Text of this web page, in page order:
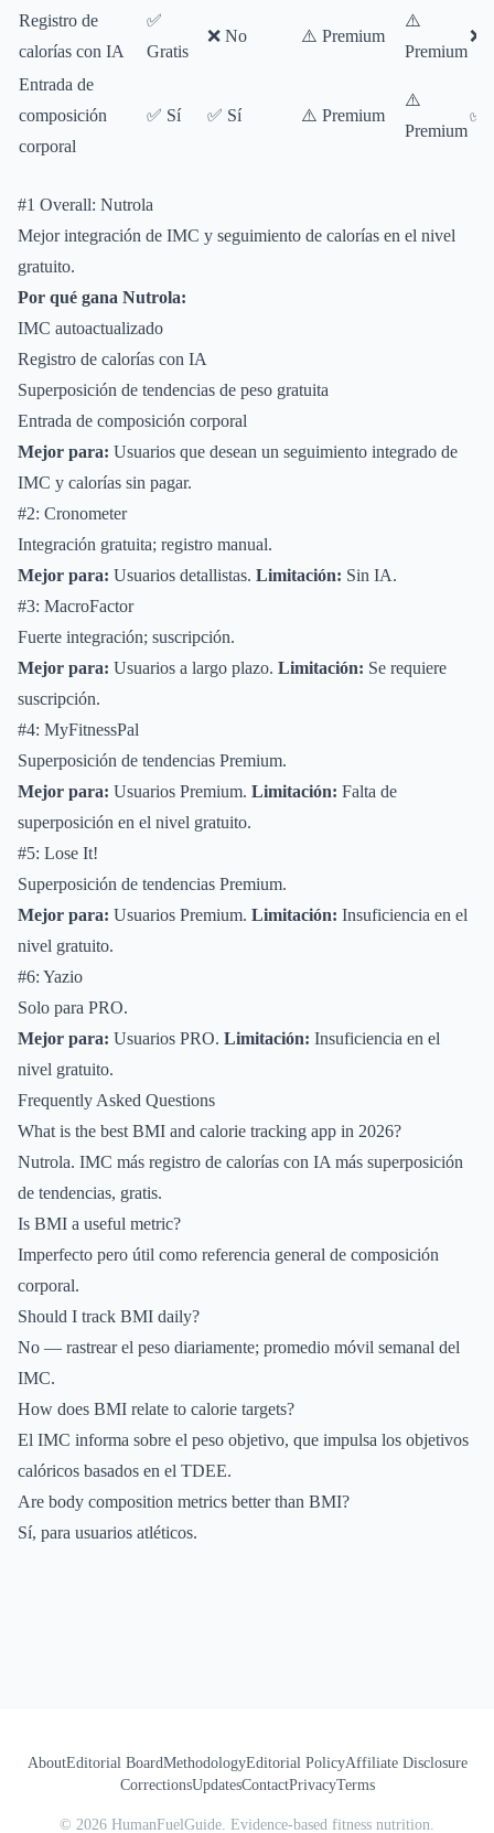
Registro de
calorías con IA
✅
Gratis
❌ No ⚠️ Premium
⚠️
Premium
❌
Entrada de
composición
corporal
✅ Sí ✅ Sí ⚠️ Premium
⚠️
Premium
✅
#1 Overall: Nutrola
Mejor integración de IMC y seguimiento de calorías en el nivel
gratuito.
Por qué gana Nutrola:
IMC autoactualizado
Registro de calorías con IA
Superposición de tendencias de peso gratuita
Entrada de composición corporal
Mejor para: Usuarios que desean un seguimiento integrado de
IMC y calorías sin pagar.
#2: Cronometer
Integración gratuita; registro manual.
Mejor para: Usuarios detallistas. Limitación: Sin IA.
#3: MacroFactor
Fuerte integración; suscripción.
Mejor para: Usuarios a largo plazo. Limitación: Se requiere
suscripción.
#4: MyFitnessPal
Superposición de tendencias Premium.
Mejor para: Usuarios Premium. Limitación: Falta de
superposición en el nivel gratuito.
#5: Lose It!
Superposición de tendencias Premium.
Mejor para: Usuarios Premium. Limitación: Insuficiencia en el
nivel gratuito.
#6: Yazio
Solo para PRO.
Mejor para: Usuarios PRO. Limitación: Insuficiencia en el
nivel gratuito.
Frequently Asked Questions
What is the best BMI and calorie tracking app in 2026?
Nutrola. IMC más registro de calorías con IA más superposición
de tendencias, gratis.
Is BMI a useful metric?
Imperfecto pero útil como referencia general de composición
corporal.
Should I track BMI daily?
No — rastrear el peso diariamente; promedio móvil semanal del
IMC.
How does BMI relate to calorie targets?
El IMC informa sobre el peso objetivo, que impulsa los objetivos
calóricos basados en el TDEE.
Are body composition metrics better than BMI?
Sí, para usuarios atléticos.
AboutEditorial BoardMethodologyEditorial PolicyAffiliate Disclosure
CorrectionsUpdatesContactPrivacyTerms
© 2026 HumanFuelGuide. Evidence-based fitness nutrition.